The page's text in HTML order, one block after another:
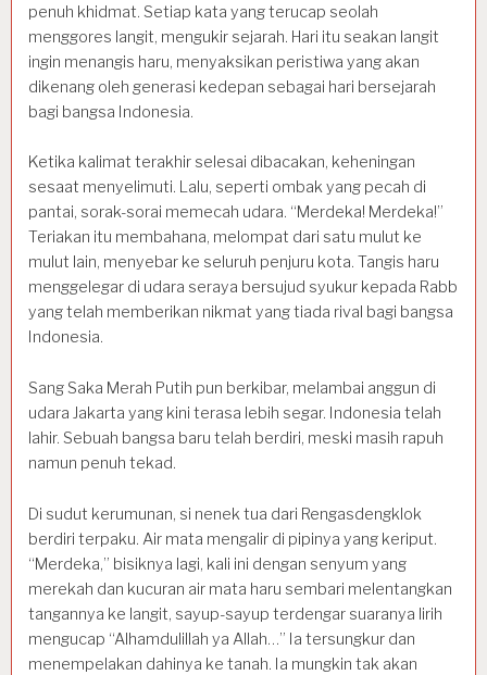
penuh khidmat. Setiap kata yang terucap seolah
menggores langit, mengukir sejarah. Hari itu seakan langit
ingin menangis haru, menyaksikan peristiwa yang akan
dikenang oleh generasi kedepan sebagai hari bersejarah
bagi bangsa Indonesia.
Ketika kalimat terakhir selesai dibacakan, keheningan
sesaat menyelimuti. Lalu, seperti ombak yang pecah di
pantai, sorak-sorai memecah udara. “Merdeka! Merdeka!”
Teriakan itu membahana, melompat dari satu mulut ke
mulut lain, menyebar ke seluruh penjuru kota. Tangis haru
menggelegar di udara seraya bersujud syukur kepada Rabb
yang telah memberikan nikmat yang tiada rival bagi bangsa
Indonesia.
Sang Saka Merah Putih pun berkibar, melambai anggun di
udara Jakarta yang kini terasa lebih segar. Indonesia telah
lahir. Sebuah bangsa baru telah berdiri, meski masih rapuh
namun penuh tekad.
Di sudut kerumunan, si nenek tua dari Rengasdengklok
berdiri terpaku. Air mata mengalir di pipinya yang keriput.
“Merdeka,” bisiknya lagi, kali ini dengan senyum yang
merekah dan kucuran air mata haru sembari melentangkan
tangannya ke langit, sayup-sayup terdengar suaranya lirih
mengucap “Alhamdulillah ya Allah…” Ia tersungkur dan
menempelakan dahinya ke tanah. Ia mungkin tak akan